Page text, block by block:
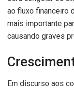
ao fluxo financeiro
mais importante
causando graves
Em discurso aos